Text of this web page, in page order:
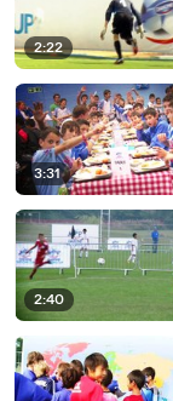
2:22
3:31
2:40